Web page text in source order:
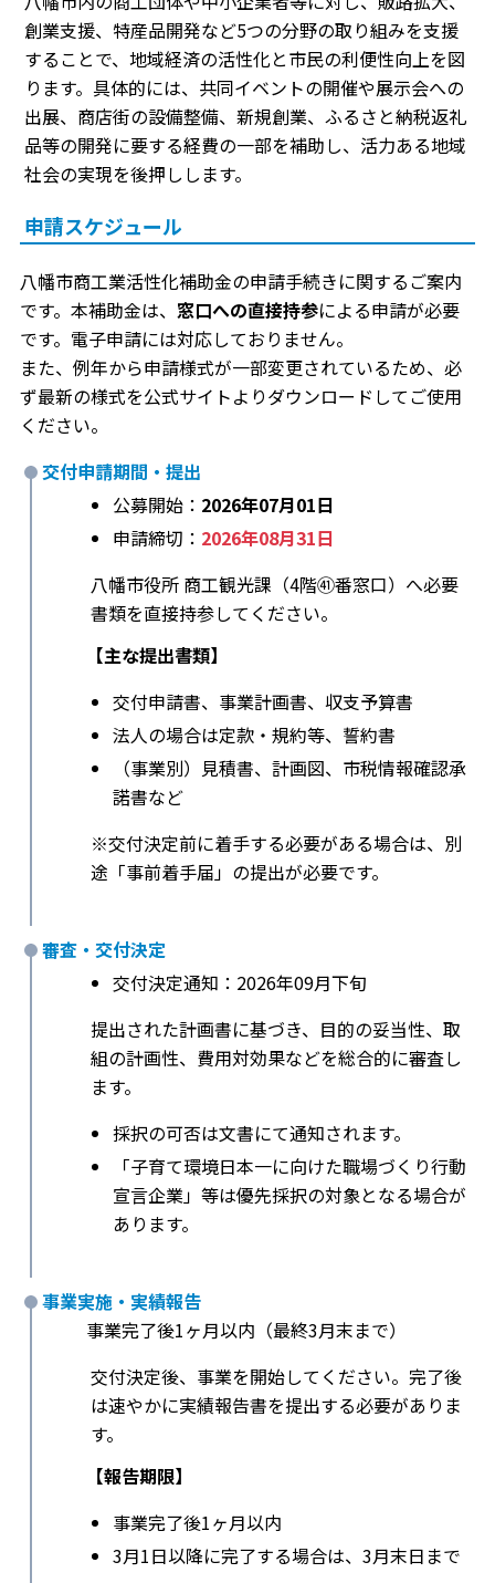
創業支援、特産品開発など5つの分野の取り組みを支援
することで、地域経済の活性化と市民の利便性向上を図
ります。具体的には、共同イベントの開催や展示会への
出展、商店街の設備整備、新規創業、ふるさと納税返礼
品等の開発に要する経費の一部を補助し、活力ある地域
社会の実現を後押しします。
申請スケジュール
八幡市商工業活性化補助金の申請手続きに関するご案内
です。本補助金は、 窓口への直接持参による申請が必要
です。電子申請には対応しておりません。
また、例年から申請様式が一部変更されているため、必
ず最新の様式を公式サイトよりダウンロードしてご使用
ください。
交付申請期間・提出
公募開始： 2026年07月01日
申請締切： 2026年08月31日
八幡市役所 商工観光課（4階㊶番窓口）へ必要
書類を直接持参してください。
【主な提出書類】
交付申請書、事業計画書、収支予算書
法人の場合は定款・規約等、誓約書
（事業別）見積書、計画図、市税情報確認承
諾書など
※交付決定前に着手する必要がある場合は、別
途「事前着手届」の提出が必要です。
審査・交付決定
交付決定通知：2026年09月下旬
提出された計画書に基づき、目的の妥当性、取
組の計画性、費用対効果などを総合的に審査し
ます。
採択の可否は文書にて通知されます。
「子育て環境日本一に向けた職場づくり行動
宣言企業」等は優先採択の対象となる場合が
あります。
事業実施・実績報告
事業完了後1ヶ月以内（最終3月末まで）
交付決定後、事業を開始してください。完了後
は速やかに実績報告書を提出する必要がありま
す。
【報告期限】
事業完了後1ヶ月以内
3月1日以降に完了する場合は、3月末日まで